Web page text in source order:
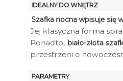
IDEALNY DO WNĘTRZ
Szafka nocna wpisuje się
Jej klasyczna forma
Ponadto, biało-złota
przestrzeni o
PARAMETRY